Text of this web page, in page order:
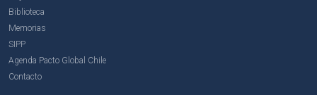
Biblioteca
Memorias
SIPP
Agenda Pacto Global Chile
Contacto